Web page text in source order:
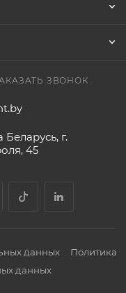
ЗВОНОК
г.
45
данных
Политика
данных